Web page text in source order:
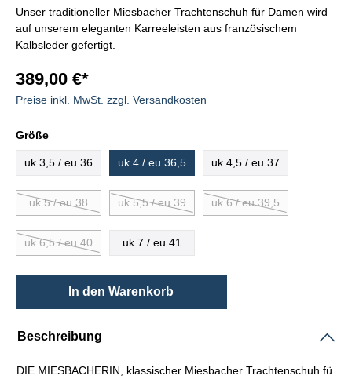
Unser traditioneller Miesbacher Trachtenschuh für Damen wird
auf unserem eleganten Karreeleisten aus französischem
Kalbsleder gefertigt.
389,00 €*
Preise inkl. MwSt. zzgl. Versandkosten
Größe
uk 3,5 / eu 36 uk 4 / eu 36,5 uk 4,5 / eu 37
uk 5 / eu 38 uk 5,5 / eu 39 uk 6 / eu 39,5
uk 6,5 / eu 40 uk 7 / eu 41
In den Warenkorb
Beschreibung
DIE MIESBACHERIN, klassischer Miesbacher Trachtenschuh fü